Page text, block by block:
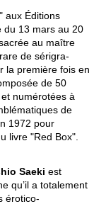
aux Éditions
du 13 mars au 20
au maître
de sérigra-
la première fois en
de 50
numérotées à
de
1972 pour
livre "Red Box".
Saeki est
qu’il a totalement
érotico-